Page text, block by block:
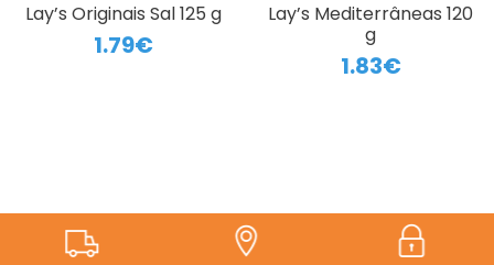
Lay’s Originais Sal 125 g
1.79€
Lay’s Mediterrâneas 120
g
1.83€